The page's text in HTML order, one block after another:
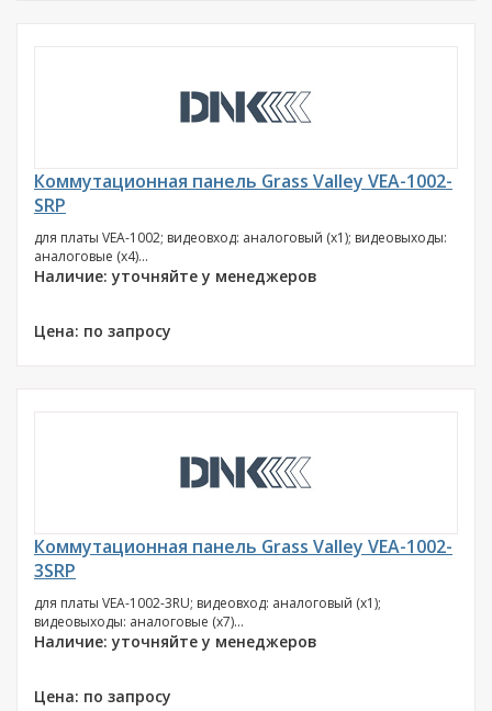
Коммутационная панель Grass Valley VEA-1002-
SRP
для платы VEA-1002; видеовход: аналоговый (х1); видеовыходы:
аналоговые (х4)...
Наличие: уточняйте у менеджеров
Цена: по запросу
Коммутационная панель Grass Valley VEA-1002-
3SRP
для платы VEA-1002-3RU; видеовход: аналоговый (х1);
видеовыходы: аналоговые (х7)...
Наличие: уточняйте у менеджеров
Цена: по запросу